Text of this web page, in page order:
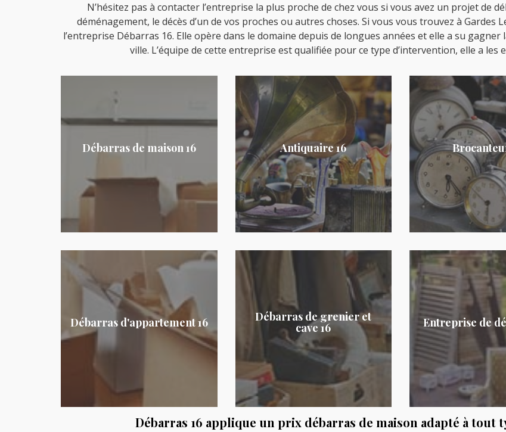
N’hésitez pas à contacter l’entreprise la plus proche de chez vous si vous avez un projet de
déménagement, le décès d’un de vos proches ou autres choses. Si vous vous trouvez à
l’entreprise Débarras 16. Elle opère dans le domaine depuis de longues années et elle a su
ville. L’équipe de cette entreprise est qualifiée pour ce type d’intervention, elle a les
Débarras de maison 16 Antiquaire 16
Débarras d'appartement 16 Débarras de grenier et
cave 16 Entreprise de
Débarras 16 applique un prix débarras de maison adapté à tout